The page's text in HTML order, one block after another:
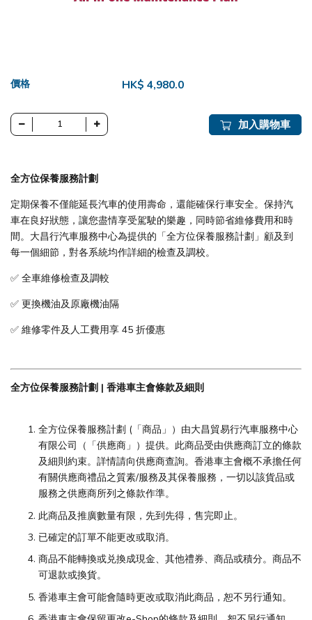
價格 HK$ 4,980.0
加入購物車
全方位保養服務計劃
定期保養不僅能延長汽車的使用壽命，還能確保行車安全。保持汽
車在良好狀態，讓您盡情享受駕駛的樂趣，同時節省維修費用和時
間。大昌行汽車服務中心為提供的「全方位保養服務計劃」顧及到
每一個細節，對各系統均作詳細的檢查及調校。
✅ 全車維修檢查及調較
✅ 更換機油及原廠機油隔
✅ 維修零件及人工費用享 45 折優惠
全方位保養服務計劃 | 香港車主會條款及細則
全方位保養服務計劃 (「商品」）由大昌貿易行汽車服務中心
有限公司（「供應商」）提供。此商品受由供應商訂立的條款
及細則約束。詳情請向供應商查詢。香港車主會概不承擔任何
有關供應商禮品之質素/服務及其保養服務，一切以該貨品或
服務之供應商所列之條款作準。
此商品及推廣數量有限，先到先得，售完即止。
已確定的訂單不能更改或取消。
商品不能轉換或兑換成現金、其他禮券、商品或積分。商品不
可退款或換貨。
香港車主會可能會隨時更改或取消此商品，恕不另行通知。